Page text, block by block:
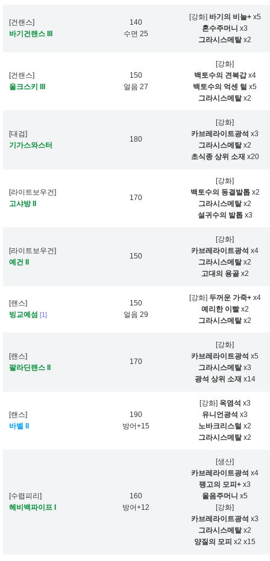
[건랜스]
바기건랜스 III
140
수면 25
[강화] 바기의 비늘+x5
혼수주머니 x3
그라시스메탈x2
[건랜스]
울크스키 III
150
얼음 27
[강화]
백토수의 견복갑x4
백토수의 억센 털 x5
그라시스메탈x2
[대검]
기가스와스터
180
[강화]
카브레라이트광석 x3
그라시스메탈x2
초식종 상위 소재 x20
[라이트보우건]
고샤방 II
170
[강화]
백토수의 동결발톱x2
그라시스메탈x2
설귀수의 발톱x3
[라이트보우건]
예건 II
150
[강화]
카브레라이트광석 x4
그라시스메탈x2
고대의 용골x2
[랜스]
빙교예섬 [1]
150
얼음 29
[강화] 두꺼운 가죽+x4
예리한 이빨x2
그라시스메탈x2
[랜스]
팔라딘랜스 II
170
[강화]
카브레라이트광석 x5
그라시스메탈x3
광석 상위 소재 x14
[랜스]
바벨 II
190
방어+15
[강화] 옥염석 x3
유니언광석 x3
노바크리스털 x2
그라시스메탈x2
[수렵피리]
헤비백파이프 I
160
방어+12
[생산]
카브레라이트광석 x4
팽고의 모피+ x3
울음주머니 x5
[강화]
카브레라이트광석 x3
그라시스메탈x2
양질의 모피 x2 x15